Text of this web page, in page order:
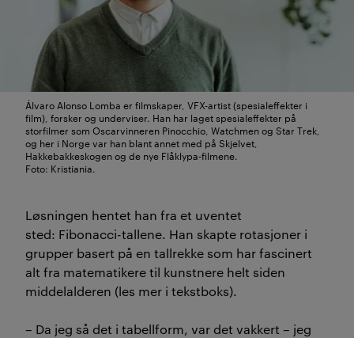
Álvaro Alonso Lomba er filmskaper, VFX-artist (spesialeffekter i
film), forsker og underviser. Han har laget spesialeffekter på
storfilmer som Oscarvinneren Pinocchio, Watchmen og Star Trek,
og her i Norge var han blant annet med på Skjelvet,
Hakkebakkeskogen og de nye Flåklypa-filmene.
Foto: Kristiania.
Løsningen hentet han fra et uventet
sted: Fibonacci-tallene. Han skapte rotasjoner i
grupper basert på en tallrekke som har fascinert
alt fra matematikere til kunstnere helt siden
middelalderen (les mer i tekstboks).
– Da jeg så det i tabellform, var det vakkert – jeg